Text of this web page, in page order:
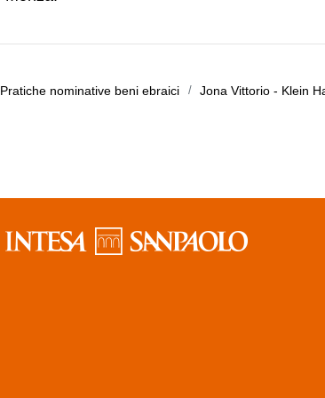
Pratiche nominative beni ebraici Jona Vittorio - Klein